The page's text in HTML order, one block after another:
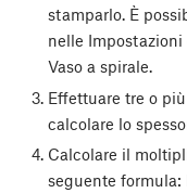
stamparlo. È
nelle
Vaso a spirale.
Effettuare tre o
calcolare lo
Calcolare il
seguente formula: